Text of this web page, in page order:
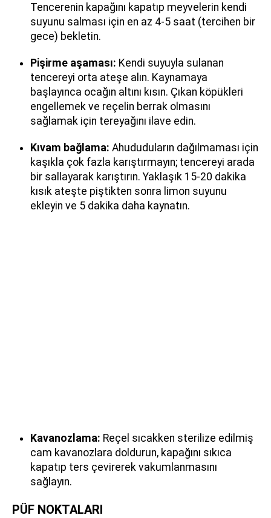
Tencerenin kapağını kapatıp meyvelerin kendi
suyunu salması için en az 4-5 saat (tercihen bir
gece) bekletin.
Pişirme aşaması: Kendi suyuyla sulanan
tencereyi orta ateşe alın. Kaynamaya
başlayınca ocağın altını kısın. Çıkan köpükleri
engellemek ve reçelin berrak olmasını
sağlamak için tereyağını ilave edin.
Kıvam bağlama: Ahududuların dağılmaması için
kaşıkla çok fazla karıştırmayın; tencereyi arada
bir sallayarak karıştırın. Yaklaşık 15-20 dakika
kısık ateşte piştikten sonra limon suyunu
ekleyin ve 5 dakika daha kaynatın.
Kavanozlama: Reçel sıcakken sterilize edilmiş
cam kavanozlara doldurun, kapağını sıkıca
kapatıp ters çevirerek vakumlanmasını
sağlayın.
PÜF NOKTALARI